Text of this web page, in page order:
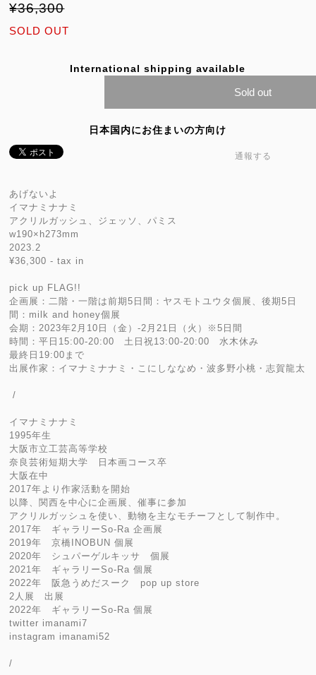
¥36,300
SOLD OUT
International shipping available
Sold out
日本国内にお住まいの方向け
通報する
あげないよ
イマナミナナミ
アクリルガッシュ、ジェッソ、パミス
w190×h273mm
2023.2
¥36,300 - tax in
pick up FLAG!!
企画展：二階・一階は前期5日間：ヤスモトユウタ個展、後期5日
間：milk and honey個展
会期：2023年2月10日（金）-2月21日（火）※5日間
時間：平日15:00-20:00 土日祝13:00-20:00 水木休み
最終日19:00まで
出展作家：イマナミナナミ・こにしななめ・波多野小桃・志賀龍太
/
イマナミナナミ
1995年生
大阪市立工芸高等学校
奈良芸術短期大学 日本画コース卒
大阪在中
2017年より作家活動を開始
以降、関西を中心に企画展、催事に参加
アクリルガッシュを使い、動物を主なモチーフとして制作中。
2017年 ギャラリーSo-Ra 企画展
2019年 京橋INOBUN 個展
2020年 シュパーゲルキッサ 個展
2021年 ギャラリーSo-Ra 個展
2022年 阪急うめだスーク pop up store
2人展 出展
2022年 ギャラリーSo-Ra 個展
twitter imanami7
instagram imanami52
/